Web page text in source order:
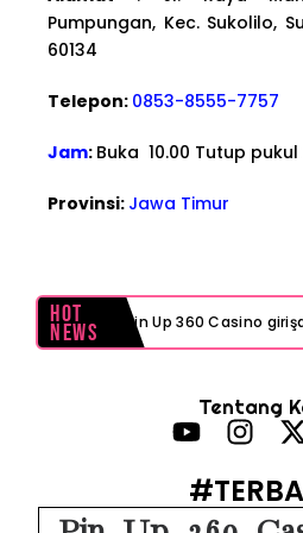
Pumpungan, Kec. Sukolilo,
60134
Telepon: 0853-8555-7757
Jam: Buka 10.00 Tutup pukul
Provinsi: Jawa Timur
Hot
News
Tentang